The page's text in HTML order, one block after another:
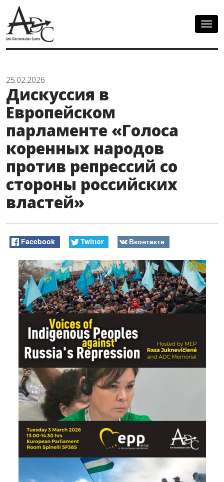
25.02.2026
Дискуссия в
Европейском
парламенте «Голоса
коренных народов
против репрессий со
стороны российских
властей»
Facebook Twitter Вконтакте